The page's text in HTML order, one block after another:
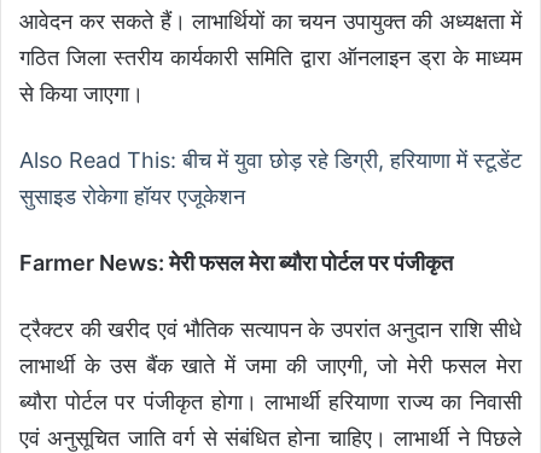
आवेदन कर सकते हैं। लाभार्थियों का चयन उपायुक्त की अध्यक्षता में
गठित जिला स्तरीय कार्यकारी समिति द्वारा ऑनलाइन ड्रा के माध्यम
से किया जाएगा।
Also Read This: बीच में युवा छोड़ रहे डिग्री, हरियाणा में स्टूडेंट
सुसाइड रोकेगा हॉयर एजूकेशन
Farmer News: मेरी फसल मेरा ब्यौरा पोर्टल पर पंजीकृत
ट्रैक्टर की खरीद एवं भौतिक सत्यापन के उपरांत अनुदान राशि सीधे
लाभार्थी के उस बैंक खाते में जमा की जाएगी, जो मेरी फसल मेरा
ब्यौरा पोर्टल पर पंजीकृत होगा। लाभार्थी हरियाणा राज्य का निवासी
एवं अनुसूचित जाति वर्ग से संबंधित होना चाहिए। लाभार्थी ने पिछले